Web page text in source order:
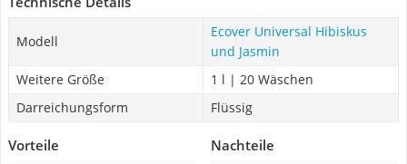
Modell
Ecover Universal Hibiskus
und Jasmin
Weitere Größe
1 l | 20 Wäschen
Darreichungsform
Flüssig
Vorteile Nachteile